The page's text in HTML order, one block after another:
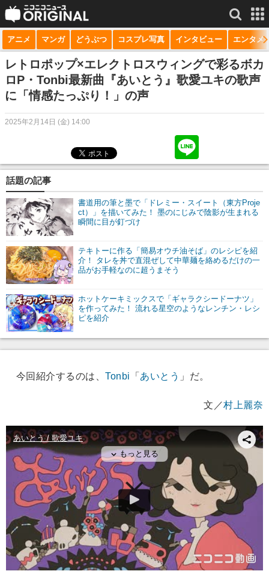
サービス一覧 もっと見る
niconico
動画
生放送
マンガ
ニコニコQ
アニメ マンガ どうぶつ コスプレ写真 インタビュー エンタメ
レトロポップ×エレクトロスウィングで彩るボカ
ロP・Tonbi最新曲『あいとう』歌愛ユキの歌声
に「情感たっぷり！」の声
2025年2月14日 (金) 14:00
話題の記事
書道用の筆と墨で「ドレミー・スイート（東方Proje
ct）」を描いてみた！ 墨のにじみで陰影が生まれる
瞬間に目が釘づけ
テキトーに作る「簡易オウチ油そば」のレシピを紹
介！ タレを丼で直混ぜして中華麺を絡めるだけの一
品がお手軽なのに超うまそう
ホットケーキミックスで「ギャラクシードーナツ」
を作ってみた！ 流れる星空のようなレンチン・レシ
ピを紹介
今回紹介するのは、 Tonbi 「 あいとう 」だ。
文／村上麗奈